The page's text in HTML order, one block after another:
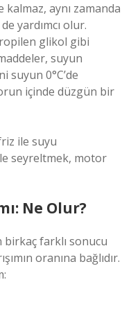
kalmaz, aynı zamanda
yardımcı olur.
glikol gibi
suyun
suyun 0°C’de
içinde düzgün bir
ile suyu
seyreltmek, motor
Ne Olur?
birkaç farklı sonucu
oranına bağlıdır.